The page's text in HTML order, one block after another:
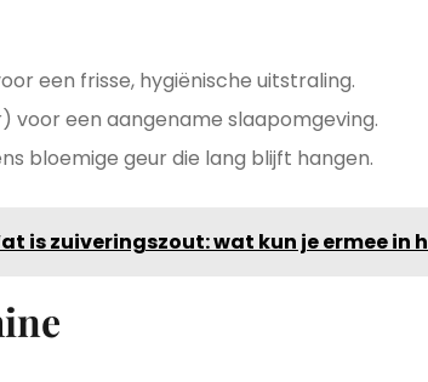
een frisse, hygiënische uitstraling.
voor een aangename slaapomgeving.
bloemige geur die lang blijft hangen.
is zuiveringszout: wat kun je ermee in